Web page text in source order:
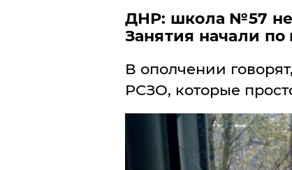
​ДНР: школа №57 не
Занятия начали
В ополчении
РСЗО, которые